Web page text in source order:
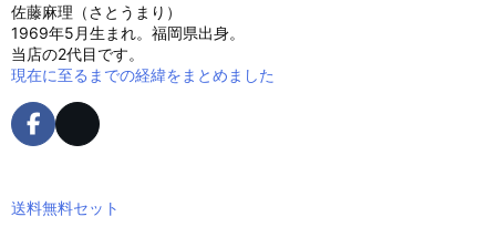
佐藤麻理（さとうまり）
1969年5月生まれ。福岡県出身。
当店の2代目です。
現在に至るまでの経緯をまとめました
送料無料セット